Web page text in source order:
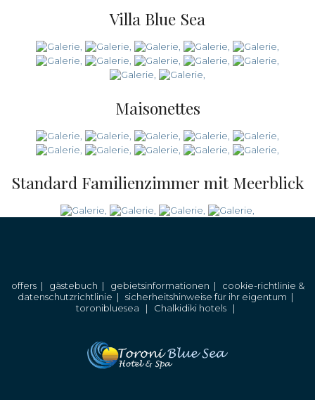
Villa Blue Sea
Maisonettes
Standard Familienzimmer mit Meerblick
offers| gästebuch | gebietsinformationen | cookie-richtlinie &
datenschutzrichtlinie | sicherheitshinweise für ihr eigentum |
toronibluesea | Chalkidiki hotels |